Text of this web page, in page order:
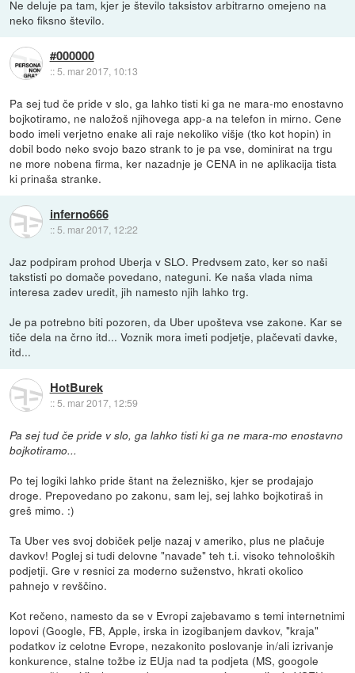
Ne deluje pa tam, kjer je število taksistov arbitrarno omejeno na
neko fiksno število.
#000000
::5. mar 2017, 10:13
Pa sej tud če pride v slo, ga lahko tisti ki ga ne mara-mo enostavno
bojkotiramo, ne naložoš njihovega app-a na telefon in mirno. Cene
bodo imeli verjetno enake ali raje nekoliko višje (tko kot hopin) in
dobil bodo neko svojo bazo strank to je pa vse, dominirat na trgu
ne more nobena firma, ker nazadnje je CENA in ne aplikacija tista
ki prinaša stranke.
inferno666
:: 5. mar 2017, 12:22
Jaz podpiram prohod Uberja v SLO. Predvsem zato, ker so naši
takstisti po domače povedano, nateguni. Ke naša vlada nima
interesa zadev uredit, jih namesto njih lahko trg.
Je pa potrebno biti pozoren, da Uber upošteva vse zakone. Kar se
tiče dela na črno itd... Voznik mora imeti podjetje, plačevati davke,
itd...
HotBurek
::5. mar 2017, 12:59
Pa sej tud če pride v slo, ga lahko tisti ki ga ne mara-mo enostavno
bojkotiramo...
Po tej logiki lahko pride štant na železniško, kjer se prodajajo
droge. Prepovedano po zakonu, sam lej, sej lahko bojkotiraš in
greš mimo. :)
Ta Uber ves svoj dobiček pelje nazaj v ameriko, plus ne plačuje
davkov! Poglej si tudi delovne "navade" teh t.i. visoko tehnoloških
podjetji. Gre v resnici za moderno suženstvo, hkrati okolico
pahnejo v revščino.
Kot rečeno, namesto da se v Evropi zajebavamo s temi internetnimi
lopovi (Google, FB, Apple, irska in izogibanjem davkov, "kraja"
podatkov iz celotne Evrope, nezakonito poslovanje in/ali izrivanje
konkurence, stalne tožbe iz EUja nad ta podjeta (MS, googole